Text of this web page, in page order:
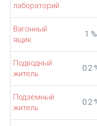
лабораторий
Вагонный
ящик
1 %
Подводный
житель
0.2
Подземный
житель
0.2